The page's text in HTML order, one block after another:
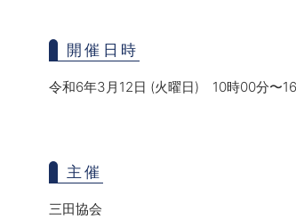
開催日時
令和6年3月12日 (火曜日) 10時00分〜
主催
三田協会